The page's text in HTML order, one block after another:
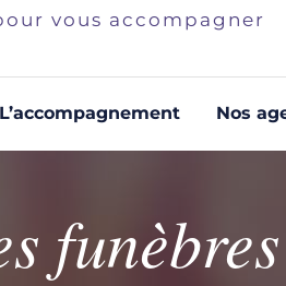
vous accompagner
L’accompagnement Nos
s'engage à vous
délais.